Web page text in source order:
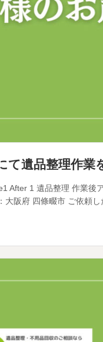
て遺品整理作業
After 1 遺品整理 作業後
大阪府 四條畷市 ご依頼